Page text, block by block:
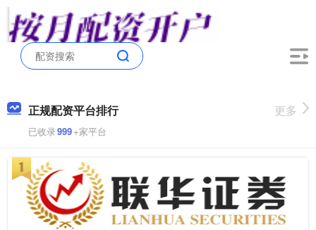
正规配资平台排行
已收录999+家平台
更多